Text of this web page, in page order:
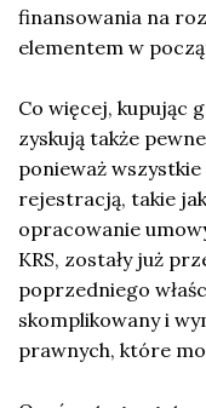
finansowania na
elementem w
Co więcej, kupując
zyskują także
ponieważ
rejestracją, takie
opracowanie
KRS, zostały już
poprzedniego
skomplikowany i
prawnych, które